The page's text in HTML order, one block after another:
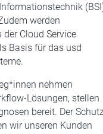
werden
der Cloud Service
Basis für das usd
nehmen
Lösungen, stellen
bereit. Der
wir unseren Kunden